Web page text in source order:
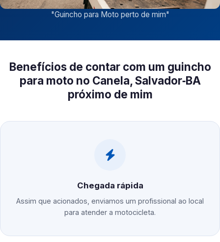
"Guincho para Moto perto de mim"
Benefícios de contar com um guincho
para moto no Canela, Salvador‑BA
próximo de mim
Chegada rápida
Assim que acionados, enviamos um profissional ao local
para atender a motocicleta.